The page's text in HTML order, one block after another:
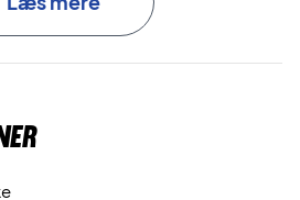
som sikre en god komfort